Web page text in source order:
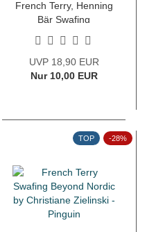
French Terry, Henning
Bär Swafing
UVP 18,90 EUR
Nur 10,00 EUR
TOP -28%